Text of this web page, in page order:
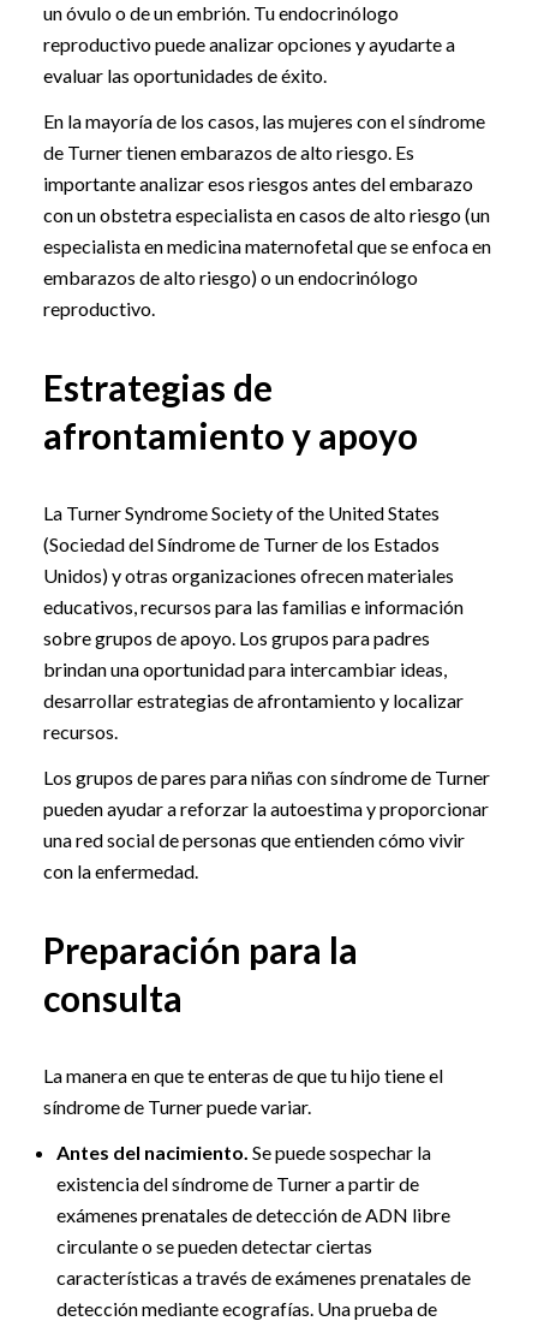
un óvulo o de un embrión. Tu endocrinólogo
reproductivo puede analizar opciones y ayudarte a
evaluar las oportunidades de éxito.
En la mayoría de los casos, las mujeres con el síndrome
de Turner tienen embarazos de alto riesgo. Es
importante analizar esos riesgos antes del embarazo
con un obstetra especialista en casos de alto riesgo (un
especialista en medicina maternofetal que se enfoca en
embarazos de alto riesgo) o un endocrinólogo
reproductivo.
Estrategias de
afrontamiento y apoyo
La Turner Syndrome Society of the United States
(Sociedad del Síndrome de Turner de los Estados
Unidos) y otras organizaciones ofrecen materiales
educativos, recursos para las familias e información
sobre grupos de apoyo. Los grupos para padres
brindan una oportunidad para intercambiar ideas,
desarrollar estrategias de afrontamiento y localizar
recursos.
Los grupos de pares para niñas con síndrome de Turner
pueden ayudar a reforzar la autoestima y proporcionar
una red social de personas que entienden cómo vivir
con la enfermedad.
Preparación para la
consulta
La manera en que te enteras de que tu hijo tiene el
síndrome de Turner puede variar.
Antes del nacimiento. Se puede sospechar la
existencia del síndrome de Turner a partir de
exámenes prenatales de detección de ADN libre
circulante o se pueden detectar ciertas
características a través de exámenes prenatales de
detección mediante ecografías. Una prueba de